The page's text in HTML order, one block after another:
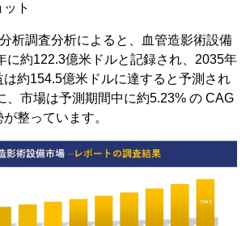
ト
析調査分析によると、血管造影術設備
に約122.3億米ドルと記録され、2035年
は約154.5億米ドルに達すると予測され
、市場は予測期間中に約5.23% の CAG
整っています。